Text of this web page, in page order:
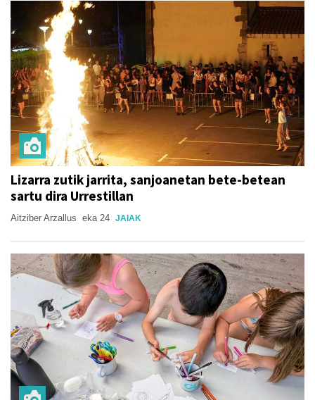
Lizarra zutik jarrita, sanjoanetan bete-betean
sartu dira Urrestillan
Aitziber Arzallus eka 24 JAIAK